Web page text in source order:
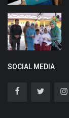
SOCIAL MEDIA